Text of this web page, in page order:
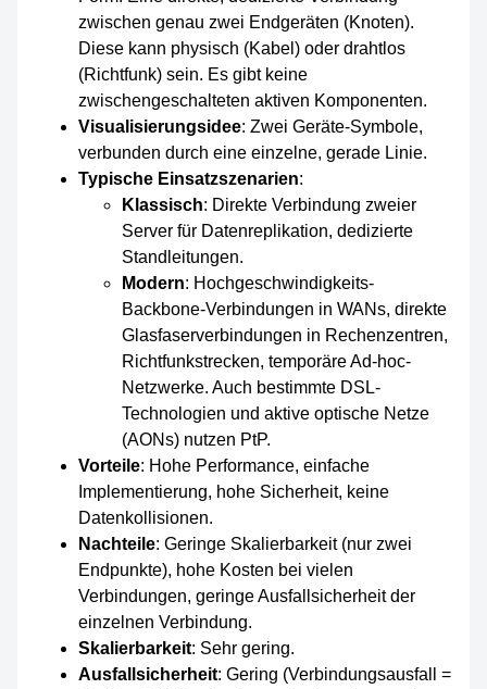
zwischen genau zwei Endgeräten (Knoten).
Diese kann physisch (Kabel) oder drahtlos
(Richtfunk) sein. Es gibt keine
zwischengeschalteten aktiven Komponenten.
Visualisierungsidee: Zwei Geräte-Symbole,
verbunden durch eine einzelne, gerade Linie.
Typische Einsatzszenarien:
Klassisch: Direkte Verbindung zweier
Server für Datenreplikation, dedizierte
Standleitungen.
Modern: Hochgeschwindigkeits-
Backbone-Verbindungen in WANs, direkte
Glasfaserverbindungen in Rechenzentren,
Richtfunkstrecken, temporäre Ad-hoc-
Netzwerke. Auch bestimmte DSL-
Technologien und aktive optische Netze
(AONs) nutzen PtP.
Vorteile: Hohe Performance, einfache
Implementierung, hohe Sicherheit, keine
Datenkollisionen.
Nachteile: Geringe Skalierbarkeit (nur zwei
Endpunkte), hohe Kosten bei vielen
Verbindungen, geringe Ausfallsicherheit der
einzelnen Verbindung.
Skalierbarkeit: Sehr gering.
Ausfallsicherheit: Gering (Verbindungsausfall =